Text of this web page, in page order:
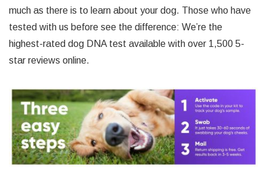
much as there is to learn about your dog. Those who have
tested with us before see the difference: We’re the
highest-rated dog DNA test available with over 1,500 5-
star reviews online.